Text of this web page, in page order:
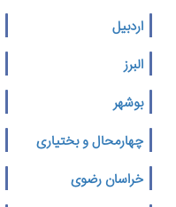
اردبیل
البرز
بوشهر
چهارمحال و بختیاری
خراسان رضوی